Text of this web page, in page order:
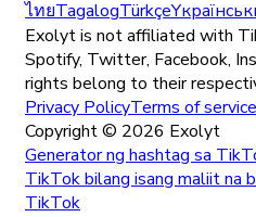
ไทยTagalogTürkçe
Exolyt is not affiliated with
Spotify, Twitter, Facebook,
rights belong to their
Privacy PolicyTerms of service
Copyright © 2026 Exolyt
Generator ng hashtag sa
TikTok bilang isang maliit na
TikTok